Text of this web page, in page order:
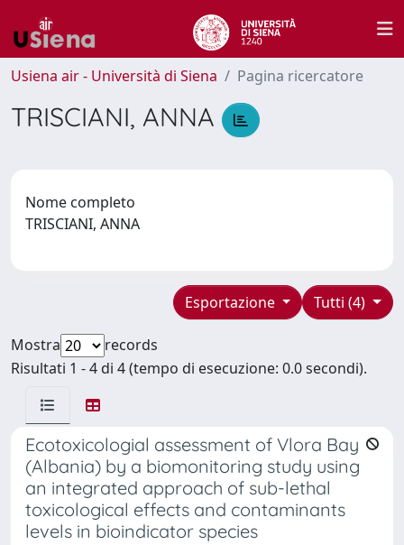
Usiena air - Università di Siena Pagina ricercatore
TRISCIANI, ANNA
Nome completo
TRISCIANI, ANNA
Tutti (4)
Esportazione
Mostra
records
Risultati 1 - 4 di 4 (tempo di esecuzione: 0.0 secondi).
Ecotoxicologial assessment of Vlora Bay
(Albania) by a biomonitoring study using
an integrated approach of sub-lethal
toxicological effects and contaminants
levels in bioindicator species